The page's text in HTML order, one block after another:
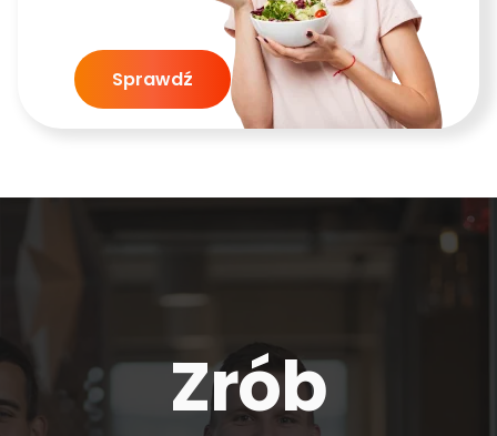
Sprawdź
Zrób